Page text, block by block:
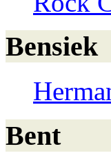
Bensiek
Bent